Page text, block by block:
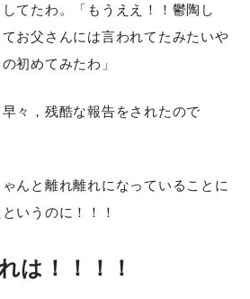
てたわ。「もうええ！！鬱陶し
お父さんには言われてたみたいや
初めてみたわ」
々，残酷な報告をされたので
んと離れ離れになっていることに
いうのに！！！
は！！！！